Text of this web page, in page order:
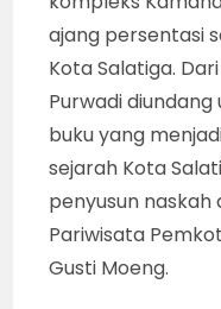
ajang persentasi
Kota Salatiga.
Purwadi
buku yang
sejarah Kota
penyusun naskah
Pariwisata
Gusti Moeng.